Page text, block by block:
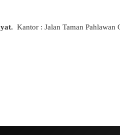
Kantor : Jalan Taman